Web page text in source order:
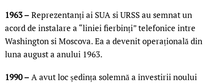
1963 –Reprezentanți ai SUA si URSS au semnat un
acord de instalare a “liniei fierbinți” telefonice intre
Washington si Moscova. Ea a devenit operațională din
luna august a anului 1963.
1990 –A avut loc ședința solemnă a învestirii noului